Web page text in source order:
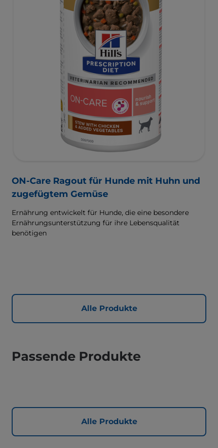
ON-Care Ragout für Hunde mit Huhn und
zugefügtem Gemüse
Ernährung entwickelt für Hunde, die eine besondere
Ernährungsunterstützung für ihre Lebensqualität
benötigen
Alle Produkte
Passende Produkte
Alle Produkte